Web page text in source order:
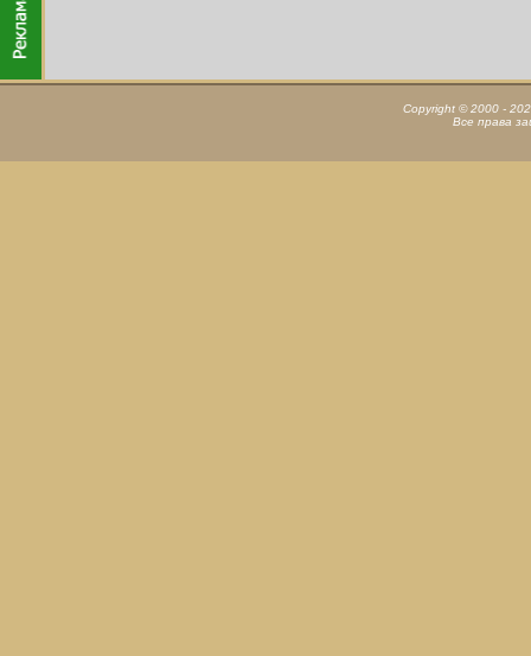
Copyright © 2000 -
Все права